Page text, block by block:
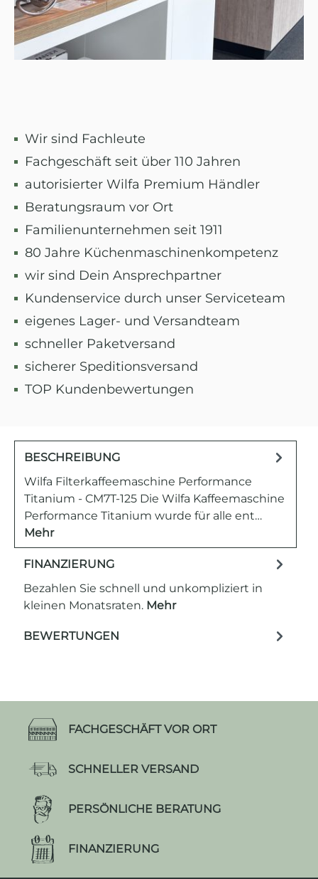
Wir sind Fachleute
Fachgeschäft seit über 110 Jahren
autorisierter Wilfa Premium Händler
Beratungsraum vor Ort
Familienunternehmen seit 1911
80 Jahre Küchenmaschinenkompetenz
wir sind Dein Ansprechpartner
Kundenservice durch unser Serviceteam
eigenes Lager- und Versandteam
schneller Paketversand
sicherer Speditionsversand
TOP Kundenbewertungen
BESCHREIBUNG
Wilfa Filterkaffeemaschine Performance
Titanium - CM7T-125 Die Wilfa Kaffeemaschine
Performance Titanium wurde für alle ent…
Mehr
FINANZIERUNG
Bezahlen Sie schnell und unkompliziert in
kleinen Monatsraten. Mehr
BEWERTUNGEN
FACHGESCHÄFT VOR ORT
SCHNELLER VERSAND
PERSÖNLICHE BERATUNG
FINANZIERUNG